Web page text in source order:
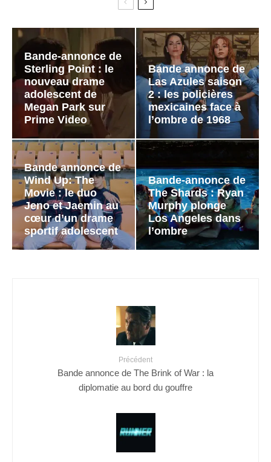
Bande-annonce de
Sterling Point : le
nouveau drame
adolescent de
Megan Park sur
Prime Video
Bande annonce de
Las Azules saison
2 : les policières
mexicaines face à
l’ombre de 1968
Bande annonce de
Wind Up: The
Movie : le duo
Jeno et Jaemin au
cœur d’un drame
sportif adolescent
Bande-annonce de
The Shards : Ryan
Murphy plonge
Los Angeles dans
l’ombre
Précédent
Bande annonce de The Brink of War : la
diplomatie au bord du gouffre